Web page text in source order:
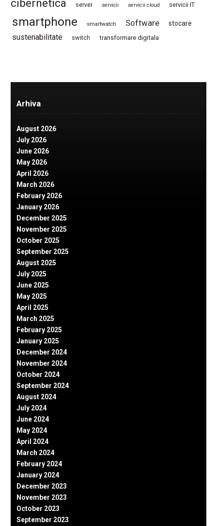
cibernetica server servicii servicii cloud servicii IT
smartphone smartwatch Software stocare
sustenabilitate switch transformare digitala
Arhiva
August 2026
July 2026
June 2026
May 2026
April 2026
March 2026
February 2026
January 2026
December 2025
November 2025
October 2025
September 2025
August 2025
July 2025
June 2025
May 2025
April 2025
March 2025
February 2025
January 2025
December 2024
November 2024
October 2024
September 2024
August 2024
July 2024
June 2024
May 2024
April 2024
March 2024
February 2024
January 2024
December 2023
November 2023
October 2023
September 2023